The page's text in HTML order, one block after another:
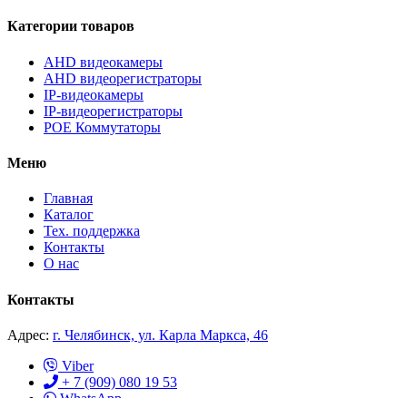
Категории товаров
AHD видеокамеры
AHD видеорегистраторы
IP-видеокамеры
IP-видеорегистраторы
POE Коммутаторы
Меню
Главная
Каталог
Тех. поддержка
Контакты
О нас
Контакты
Адрес: г. Челябинск, ул. Карла Маркса, 46
Viber
+ 7 (909) 080 19 53